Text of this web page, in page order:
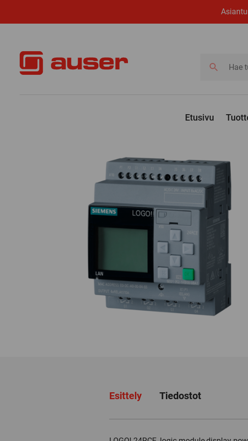
tuotteita
Etusivu
Esittely Tiedostot